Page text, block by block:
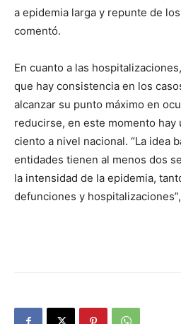
a epidemia larga y repunte de
comentó.
En cuanto a las
que hay consistencia en los
alcanzar su punto máximo en
reducirse, en este momento
ciento a nivel nacional. “La idea
entidades tienen al menos dos
la intensidad de la epidemia,
defunciones y